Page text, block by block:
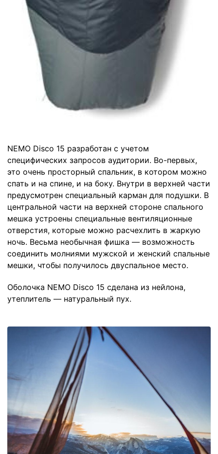
NEMO Disco 15 разработан с учетом
специфических запросов аудитории. Во-первых,
это очень просторный спальник, в котором можно
спать и на спине, и на боку. Внутри в верхней части
предусмотрен специальный карман для подушки. В
центральной части на верхней стороне спального
мешка устроены специальные вентиляционные
отверстия, которые можно расчехлить в жаркую
ночь. Весьма необычная фишка — возможность
соединить молниями мужской и женский спальные
мешки, чтобы получилось двуспальное место.
Оболочка NEMO Disco 15 сделана из нейлона,
утеплитель — натуральный пух.